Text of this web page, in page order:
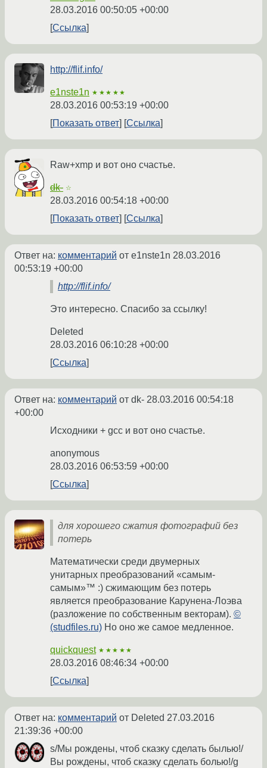
28.03.2016 00:50:05 +00:00
Ссылка
http://flif.info/
e1nste1n ★★★★★
28.03.2016 00:53:19 +00:00
Показать ответ
Ссылка
Raw+xmp и вот оно счастье.
dk- ☆
28.03.2016 00:54:18 +00:00
Показать ответ
Ссылка
Ответ на: комментарий от e1nste1n 28.03.2016
00:53:19 +00:00
http://flif.info/
Это интересно. Спасибо за ссылку!
Deleted
28.03.2016 06:10:28 +00:00
Ссылка
Ответ на: комментарий от dk- 28.03.2016 00:54:18
+00:00
Исходники + gcc и вот оно счастье.
anonymous
28.03.2016 06:53:59 +00:00
Ссылка
для хорошего сжатия фотографий без
потерь
Математически среди двумерных
унитарных преобразований «самым-
самым»™ :) сжимающим без потерь
является преобразование Карунена-Лоэва
(разложение по собственным векторам). ©
(studfiles.ru) Но оно же самое медленное.
quickquest ★★★★★
28.03.2016 08:46:34 +00:00
Ссылка
Ответ на: комментарий от Deleted 27.03.2016
21:39:36 +00:00
s/Мы рождены, чтоб сказку сделать былью!/
Вы рождены, чтоб сказку сделать болью!/g